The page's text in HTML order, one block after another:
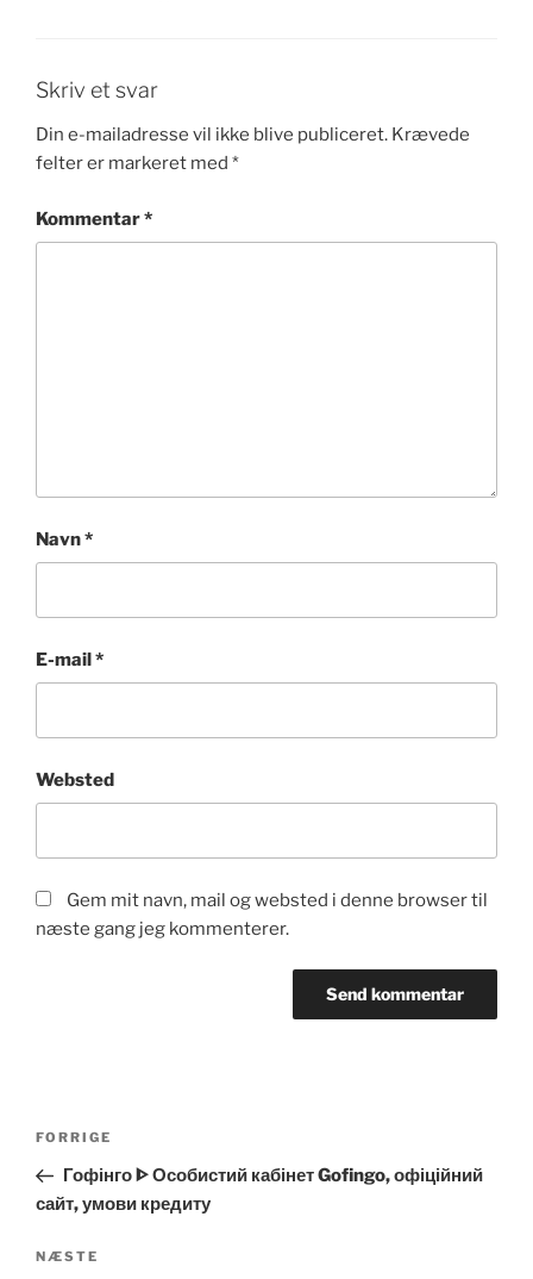
Skriv et svar
Din e-mailadresse vil ikke blive publiceret. Krævede
felter er markeret med *
Kommentar*
Navn*
E-mail*
Websted
Gem mit navn, mail og websted i denne browser til
næste gang jeg kommenterer.
Indlægsnavigation
Forrige
indlæg
FORRIGE
Гофінго ᐈ Особистий кабінет Gofingo, офіційний
сайт, умови кредиту
Næste
NÆSTE